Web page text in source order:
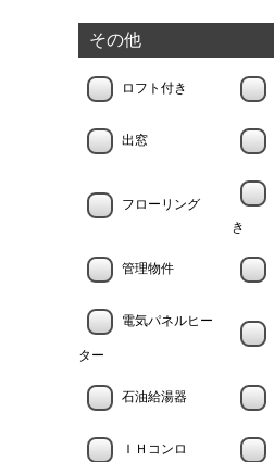
その他
ロフト付き
出窓
フローリング
き
管理物件
電気パネルヒー
ター
石油給湯器
ＩＨコンロ